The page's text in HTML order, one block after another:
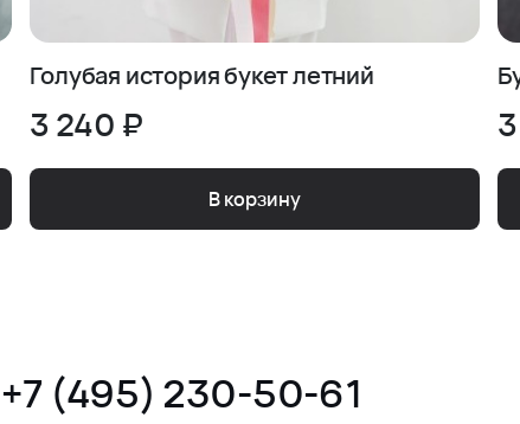
Голубая история букет летний
3 240 ₽
В корзину
+7 (495) 230-50-61